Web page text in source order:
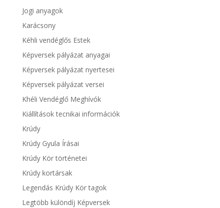
Jogi anyagok
Karácsony
Kéhli vendéglős Estek
Képversek pályázat anyagai
Képversek pályázat nyertesei
Képversek pályázat versei
Khéli Vendéglő Meghívók
Kiállítások tecnikai információk
Krúdy
Krúdy Gyula Írásai
Krúdy Kör történetei
Krúdy kortársak
Legendás Krúdy Kör tagok
Legtöbb különdíj Képversek